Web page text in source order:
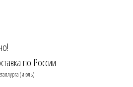
по России
(июль)